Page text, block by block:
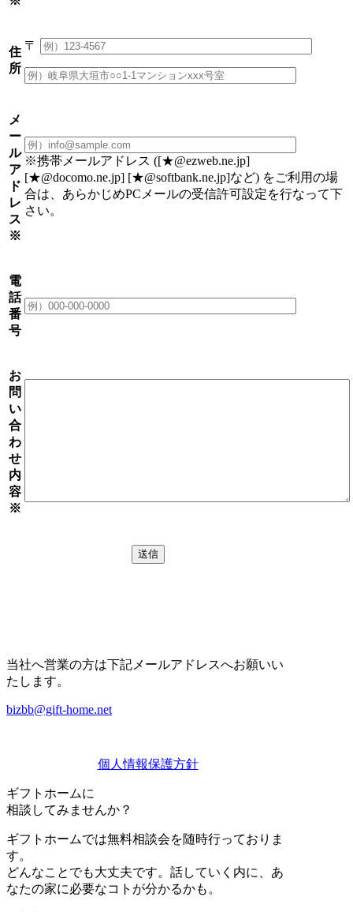
住
所
〒
メ
ー
ル
ア
ド
レ
ス
※
※携帯メールアドレス ([★@ezweb.ne.jp]
[★@docomo.ne.jp] [★@softbank.ne.jp]など) をご利用の場
合は、あらかじめPCメールの受信許可設定を行なって下
さい。
電
話
番
号
お
問
い
合
わ
せ
内
容
※
当社へ営業の方は下記メールアドレスへお願いい
たします。
bizbb@gift-home.net
個人情報保護方針
ギフトホームに
相談 してみませんか？
ギフトホームでは無料相談会を随時行っておりま
す。
どんなことでも大丈夫です。話していく内に、あ
なたの家に必要なコトが分かるかも。